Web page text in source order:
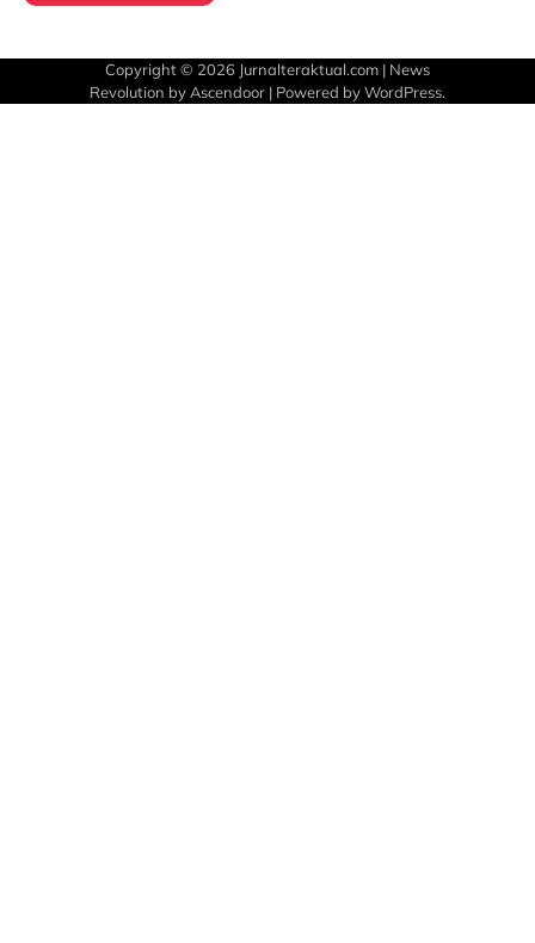
Copyright © 2026 Jurnalteraktual.com | News
Revolution by Ascendoor | Powered byWordPress.